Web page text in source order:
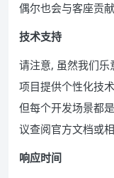
偶尔也会与客座贡
技术支持
请注意, 虽然我们
项目提供个性化技
但每个开发场景都
议查阅官方文档或
响应时间